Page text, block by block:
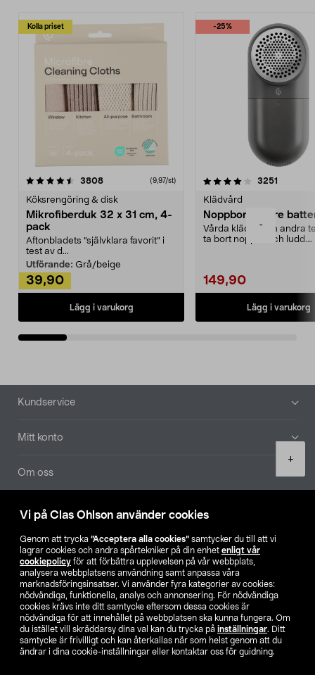
Vi på Clas Ohlson använder cookies
Genom att trycka ”Acceptera alla cookies” samtycker du till att vi
lagrar cookies och andra spårtekniker på din enhet enligt vår
cookiepolicy för att förbättra upplevelsen på vår webbplats,
analysera webbplatsens användning samt anpassa våra
marknadsföringsinsatser. Vi använder fyra kategorier av cookies:
nödvändiga, funktionella, analys och annonsering. För nödvändiga
cookies krävs inte ditt samtycke eftersom dessa cookies är
nödvändiga för att innehållet på webbplatsen ska kunna fungera. Om
du istället vill skräddarsy dina val kan du trycka på inställningar. Ditt
samtycke är frivilligt och kan återkallas när som helst genom att du
ändrar i dina cookie-inställningar eller kontaktar oss för guidning.
-
+
Kolla priset
3808recensioner (9,97/st)
Köksrengöring & disk
Mikrofiberduk 32 x 31 cm, 4-
pack
Aftonbladets "självklara favorit” i
test av d...
Utförande: Grå/beige
39,90
Lägg i varukorg
-25%
4.0av 5 stjärnor 3251
Klädvård
Noppborttagare
Vårda kläder och andra
ta bort noppor och ludd.
149,90
Lägg i varukorg
4.5av 5 stjärnor
Sidfot
Kundservice
Mitt konto
Om oss
Aktuellt
Våra bolag
Hitta butik
SE NO FI